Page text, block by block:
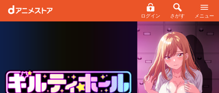
ログイン さがす メニュー